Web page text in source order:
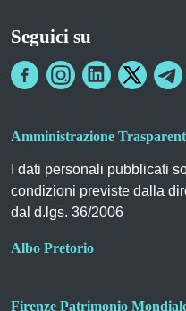
Seguici su
Amministrazione
I dati personali pubblicati
condizioni previste dalla
dal d.lgs. 36/2006
Albo Pretorio
Firenze Patrimonio